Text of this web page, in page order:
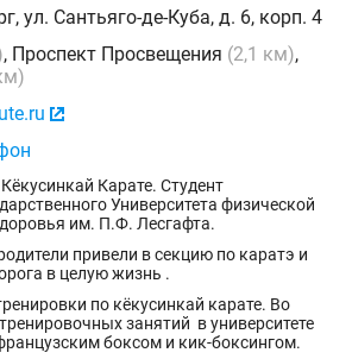
ул. Сантьяго-де-Куба, д. 6, корп. 4
, Проспект Просвещения (2,1 км),

Карате. Студент
Университета физической
им. П.Ф. Лесгафта.
привели в секцию по каратэ и
в целую жизнь .
по кёкусинкай карате. Во
занятий в университете
боксом и кик-боксингом.